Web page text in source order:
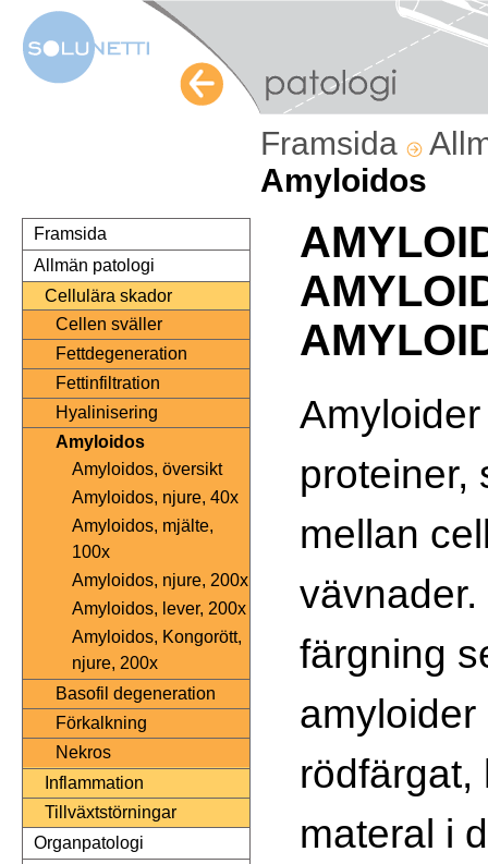
Framsida
Amyloidos
Framsida
Allmän patologi
Cellulära skador
Cellen sväller
Fettdegeneration
Fettinfiltration
Hyalinisering
Amyloidos
Amyloidos, översikt
Amyloidos, njure, 40x
Amyloidos, mjälte,
100x
Amyloidos, njure, 200x
Amyloidos, lever, 200x
Amyloidos, Kongorött,
njure, 200x
Basofil degeneration
Förkalkning
Nekros
Inflammation
Tillväxtstörningar
Organpatologi
proteiner,
mellan
färgning
amyloider
rödfärgat,
materal i